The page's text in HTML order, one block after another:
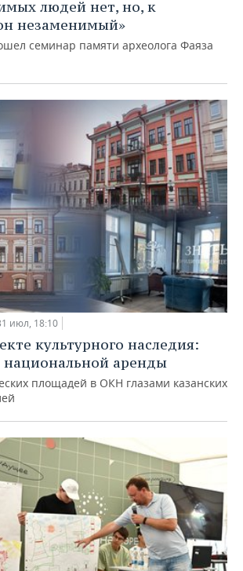
людей нет, но, к
незаменимый»
семинар памяти археолога Фаяза
июл, 18:10
культурного наследия:
национальной аренды
площадей в ОКН глазами казанских